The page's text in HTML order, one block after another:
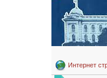
Интернет